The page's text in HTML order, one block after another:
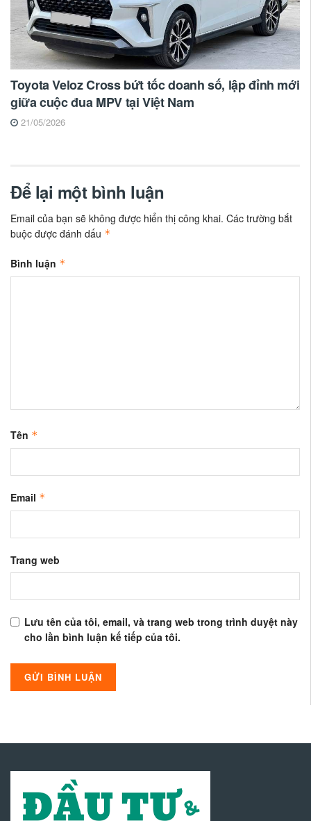
Toyota Veloz Cross bứt tốc doanh số, lập đỉnh mới
giữa cuộc đua MPV tại Việt Nam
21/05/2026
Để lại một bình luận
Email của bạn sẽ không được hiển thị công khai. Các trường bắt
buộc được đánh dấu *
Bình luận *
Tên *
Email *
Trang web
Lưu tên của tôi, email, và trang web trong trình duyệt này
cho lần bình luận kế tiếp của tôi.